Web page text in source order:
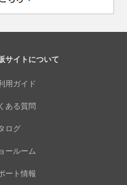
サイトについて
用ガイド
ある質問
ログ
ールーム
ート情報